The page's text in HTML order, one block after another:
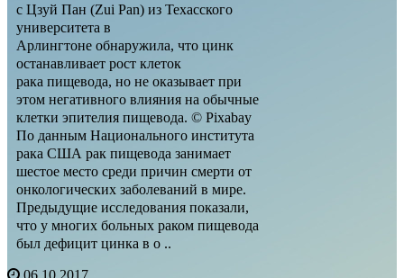
с Цзуй Пан (Zui Pan) из Техасского
университета в
Арлингтоне обнаружила, что цинк
останавливает рост клеток
рака пищевода, но не оказывает при
этом негативного влияния на обычные
клетки эпителия пищевода. © Pixabay
По данным Национального института
рака США рак пищевода занимает
шестое место среди причин смерти от
онкологических заболеваний в мире.
Предыдущие исследования показали,
что у многих больных раком пищевода
был дефицит цинка в о ..
06.10.2017